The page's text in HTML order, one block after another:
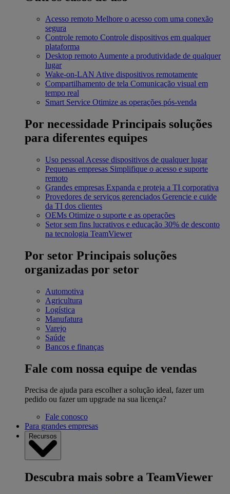
Acesso remoto Melhore o acesso com uma conexão
segura
Controle remoto Controle dispositivos em qualquer
plataforma
Desktop remoto Aumente a produtividade de qualquer
lugar
Wake-on-LAN Ative dispositivos remotamente
Compartilhamento de tela Comunicação visual em
tempo real
Smart Service Otimize as operações pós-venda
Por necessidade Principais soluções
para diferentes equipes
Uso pessoal Acesse dispositivos de qualquer lugar
Pequenas empresas Simplifique o acesso e suporte
remoto
Grandes empresas Expanda e proteja a TI corporativa
Provedores de serviços gerenciados Gerencie e cuide
da TI dos clientes
OEMs Otimize o suporte e as operações
Setor sem fins lucrativos e educação 30% de desconto
na tecnologia TeamViewer
Por setor Principais soluções
organizadas por setor
Automotiva
Agricultura
Logística
Manufatura
Varejo
Saúde
Bancos e finanças
Fale com nossa equipe de vendas
Precisa de ajuda para escolher a solução ideal, fazer um
pedido ou fazer um upgrade na sua licença?
Fale conosco
Para grandes empresas
Recursos
Descubra mais sobre a TeamViewer